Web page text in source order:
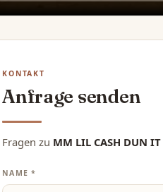
KONTAKT
Anfrage senden
Fragen zu MM LIL CASH DUN IT
NAME *